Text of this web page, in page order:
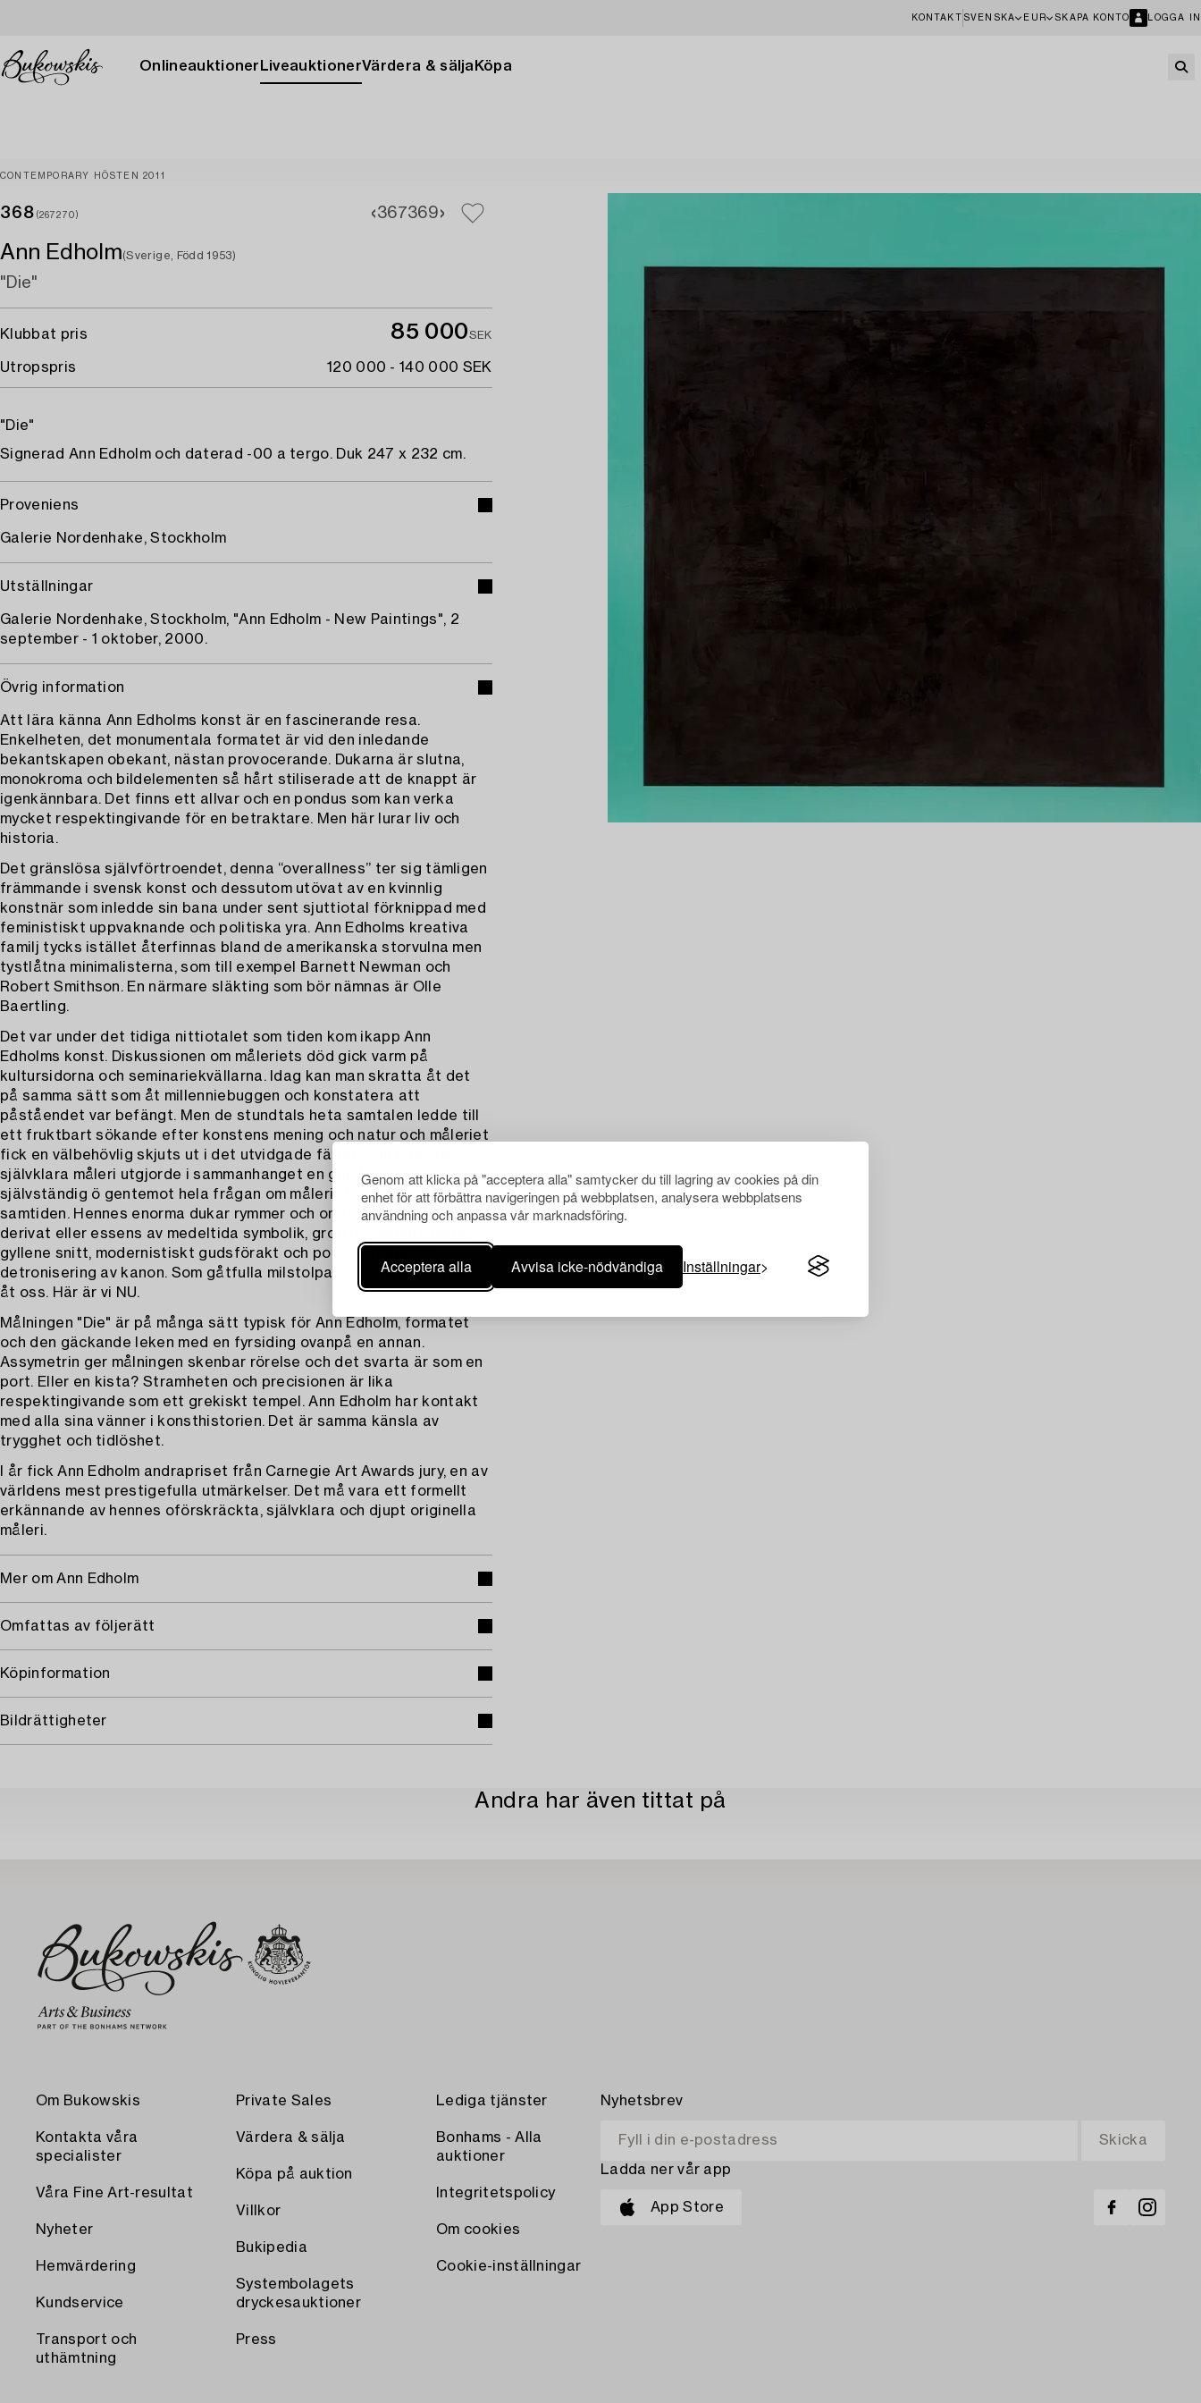
Genom att klicka på "acceptera alla" samtycker du till lagring av cookies på din
enhet för att förbättra navigeringen på webbplatsen, analysera webbplatsens
användning och anpassa vår marknadsföring.
Acceptera alla Avvisa icke-nödvändiga Inställningar
KONTAKT SVENSKA EUR SKAPA KONTO LOGGA IN
Onlineauktioner LiveauktionerVärdera & sälja Köpa
CONTEMPORARY HÖSTEN 2011
368 (267270) 367369
Ann Edholm(Sverige, Född 1953)
"Die"
Klubbat pris 85 000SEK
Utropspris 120 000 - 140 000 SEK
"Die"
Signerad Ann Edholm och daterad -00 a tergo. Duk 247 x 232 cm.
Proveniens
Galerie Nordenhake, Stockholm
Utställningar
Galerie Nordenhake, Stockholm, "Ann Edholm - New Paintings", 2
september - 1 oktober, 2000.
Övrig information
Att lära känna Ann Edholms konst är en fascinerande resa.
Enkelheten, det monumentala formatet är vid den inledande
bekantskapen obekant, nästan provocerande. Dukarna är slutna,
monokroma och bildelementen så hårt stiliserade att de knappt är
igenkännbara. Det finns ett allvar och en pondus som kan verka
mycket respektingivande för en betraktare. Men här lurar liv och
historia.
Det gränslösa självförtroendet, denna “overallness” ter sig tämligen
främmande i svensk konst och dessutom utövat av en kvinnlig
konstnär som inledde sin bana under sent sjuttiotal förknippad med
feministiskt uppvaknande och politiska yra. Ann Edholms kreativa
familj tycks istället återfinnas bland de amerikanska storvulna men
tystlåtna minimalisterna, som till exempel Barnett Newman och
Robert Smithson. En närmare släkting som bör nämnas är Olle
Baertling.
Det var under det tidiga nittiotalet som tiden kom ikapp Ann
Edholms konst. Diskussionen om måleriets död gick varm på
kultursidorna och seminariekvällarna. Idag kan man skratta åt det
på samma sätt som åt millenniebuggen och konstatera att
påståendet var befängt. Men de stundtals heta samtalen ledde till
ett fruktbart sökande efter konstens mening och natur och måleriet
fick en välbehövlig skjuts ut i det utvidgade fältet. Ann Edholms
självklara måleri utgjorde i sammanhanget en gnistrande
självständig ö gentemot hela frågan om måleriets relevans i
samtiden. Hennes enorma dukar rymmer och omfattar allt. De utgör
derivat eller essens av medeltida symbolik, grottmålningars magi,
gyllene snitt, modernistiskt gudsförakt och populärkulturens
detronisering av kanon. Som gåtfulla milstolpar som mäter ut tiden
åt oss. Här är vi NU.
Målningen "Die" är på många sätt typisk för Ann Edholm, formatet
och den gäckande leken med en fyrsiding ovanpå en annan.
Assymetrin ger målningen skenbar rörelse och det svarta är som en
port. Eller en kista? Stramheten och precisionen är lika
respektingivande som ett grekiskt tempel. Ann Edholm har kontakt
med alla sina vänner i konsthistorien. Det är samma känsla av
trygghet och tidlöshet.
I år fick Ann Edholm andrapriset från Carnegie Art Awards jury, en av
världens mest prestigefulla utmärkelser. Det må vara ett formellt
erkännande av hennes oförskräckta, självklara och djupt originella
måleri.
Mer om Ann Edholm
Omfattas av följerätt
Köpinformation
Bildrättigheter
Andra har även tittat på
Om Bukowskis
Kontakta våra
specialister
Våra Fine Art-resultat
Nyheter
Hemvärdering
Kundservice
Transport och
uthämtning
Private Sales
Värdera & sälja
Köpa på auktion
Villkor
Bukipedia
Systembolagets
dryckesauktioner
Press
Lediga tjänster
Bonhams - Alla
auktioner
Integritetspolicy
Om cookies
Cookie-inställningar
Nyhetsbrev
Ladda ner vår app
App Store